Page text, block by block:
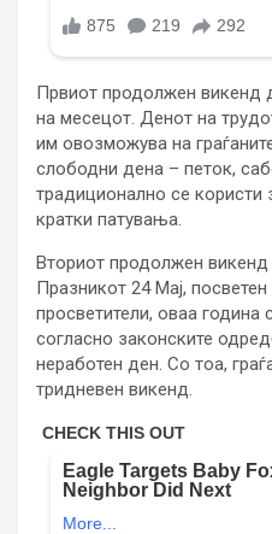
Првиот продолжен викенд
на месецот. Денот на
им овозможува на
слободни дена – петок,
традиционално се користи
кратки патувања.
Вториот продолжен викенд
Празникот 24 Мај,
просветители, оваа година
согласно законските
неработен ден. Со тоа,
тридневен викенд.